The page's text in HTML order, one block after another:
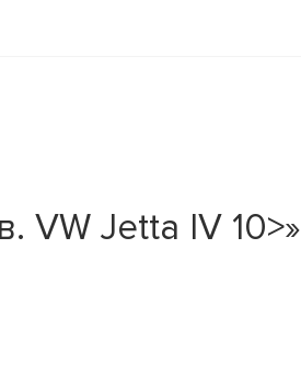
VW Jetta IV 10>»